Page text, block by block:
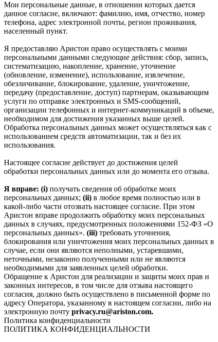
Мои персональные данные, в отношении которых дается
данное согласие, включают: фамилию, имя, отчество, номер
телефона, адрес электронной почты, регион проживания,
населенный пункт.
Я предоставляю Аристон право осуществлять с моими
персональными данными следующие действия: сбор, запись,
систематизацию, накопление, хранение, уточнение
(обновление, изменение), использование, извлечение,
обезличивание, блокирование, удаление, уничтожение,
передачу (предоставление, доступ) партнерам, оказывающим
услуги по отправке электронных и SMS‑сообщений,
организации телефонных и интернет‑коммуникаций в объеме,
необходимом для достижения указанных выше целей.
Обработка персональных данных может осуществляться как с
использованием средств автоматизации, так и без их
использования.
Настоящее согласие действует до достижения целей
обработки персональных данных или до момента его отзыва.
Я вправе: (i) получать сведения об обработке моих
персональных данных; (ii) в любое время полностью или в
какой-либо части отозвать настоящее согласие. При этом
Аристон вправе продолжить обработку моих персональных
данных в случаях, предусмотренных положениями 152-ФЗ «О
персональных данных». (iii) требовать уточнения,
блокирования или уничтожения моих персональных данных в
случае, если они являются неполными, устаревшими,
неточными, незаконно полученными или не являются
необходимыми для заявленных целей обработки.
Обращение к Аристон для реализации и защиты моих прав и
законных интересов, в том числе для отзыва настоящего
согласия, должно быть осуществлено в письменной форме по
адресу Оператора, указанному в настоящем согласии, либо на
электронную почту privacy.ru@ariston.com.
Политика конфиденциальности
ПОЛИТИКА КОНФИДЕНЦИАЛЬНОСТИ